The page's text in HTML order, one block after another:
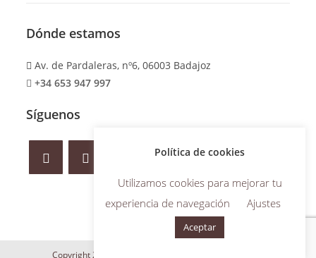
Dónde estamos
Av. de Pardaleras, nº6, 06003 Badajoz
+34 653 947 997
Síguenos
Copyright 2024 Maite Iñesta | Desarrollo web
Política de cookies
Utilizamos cookies para mejorar tu
experiencia de navegación
Ajustes
Aceptar